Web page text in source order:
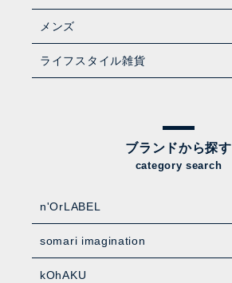
メンズ
ライフスタイル雑貨
ブランドから探す
category search
n'OrLABEL
somari imagination
kOhAKU